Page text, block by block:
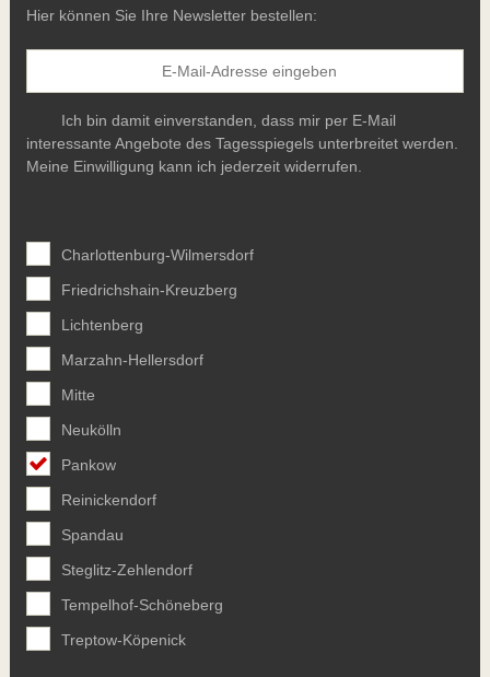
Hier können Sie Ihre Newsletter bestellen:
Ich bin damit einverstanden, dass mir per E-Mail
interessante Angebote des Tagesspiegels unterbreitet werden.
Meine Einwilligung kann ich jederzeit widerrufen.
Charlottenburg-Wilmersdorf
Friedrichshain-Kreuzberg
Lichtenberg
Marzahn-Hellersdorf
Mitte
Neukölln
Pankow
Reinickendorf
Spandau
Steglitz-Zehlendorf
Tempelhof-Schöneberg
Treptow-Köpenick